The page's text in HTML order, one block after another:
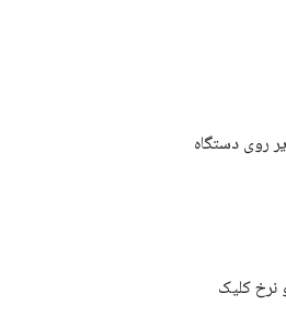
روی دستگاه
نرخ کلیک